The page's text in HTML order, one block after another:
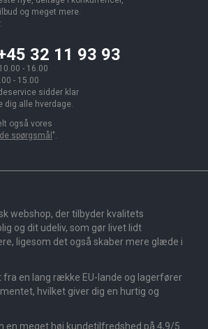
og meget mere.
.
32 11 93 93
- 16.00
- 15.00
sidder klar
dig alle hverdage.
også vores
spørgsmål ".
webshop, der tilbyder kvalitets
og dit udeliv, som gør livet lidt
ligesom det også skaber mere glæde i
fra en lang række EU-lande og lagerfører
hvilket giver dig en hurtig og
en meget høj kundetilfredshed på 4,9/5